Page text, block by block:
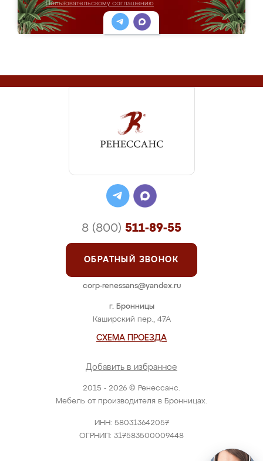
Пользовательскому соглашению
2015 - 2026 © Ренессанс.
Мебель от производителя в Бронницах.
ИНН: 580313642057
ОГРНИП: 317583500009448
г. Бронницы
Каширский пер., 47А
СХЕМА ПРОЕЗДА
Добавить в избранное
8 (800) 511-89-55
ОБРАТНЫЙ ЗВОНОК
corp-renessans@yandex.ru